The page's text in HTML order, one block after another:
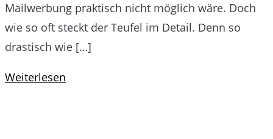
Mailwerbung praktisch nicht möglich wäre. Doch
wie so oft steckt der Teufel im Detail. Denn so
drastisch wie […]
Weiterlesen